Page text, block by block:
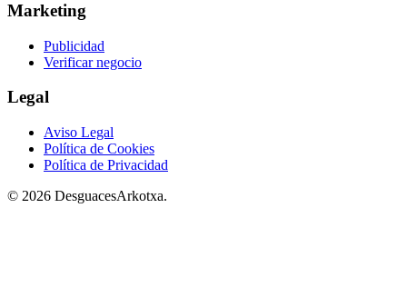
Marketing
Publicidad
Verificar negocio
Legal
Aviso Legal
Política de Cookies
Política de Privacidad
© 2026 DesguacesArkotxa.